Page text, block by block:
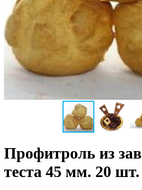
Профитроль из
теста 45 мм. 20 шт.